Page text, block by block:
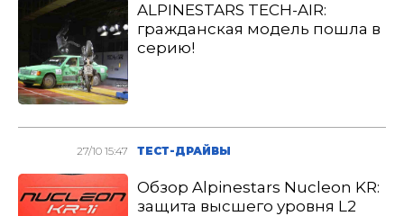
ALPINESTARS TECH-AIR:
гражданская модель пошла в
серию!
27/10 15:47 ТЕСТ-ДРАЙВЫ
Обзор Alpinestars Nucleon KR:
защита высшего уровня L2